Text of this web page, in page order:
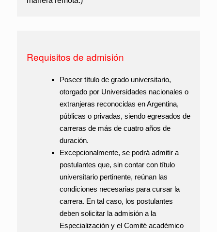
Requisitos de admisión
Poseer título de grado universitario,
otorgado por Universidades nacionales o
extranjeras reconocidas en Argentina,
públicas o privadas, siendo egresados de
carreras de más de cuatro años de
duración.
Excepcionalmente, se podrá admitir a
postulantes que, sin contar con título
universitario pertinente, reúnan las
condiciones necesarias para cursar la
carrera. En tal caso, los postulantes
deben solicitar la admisión a la
Especialización y el Comité académico